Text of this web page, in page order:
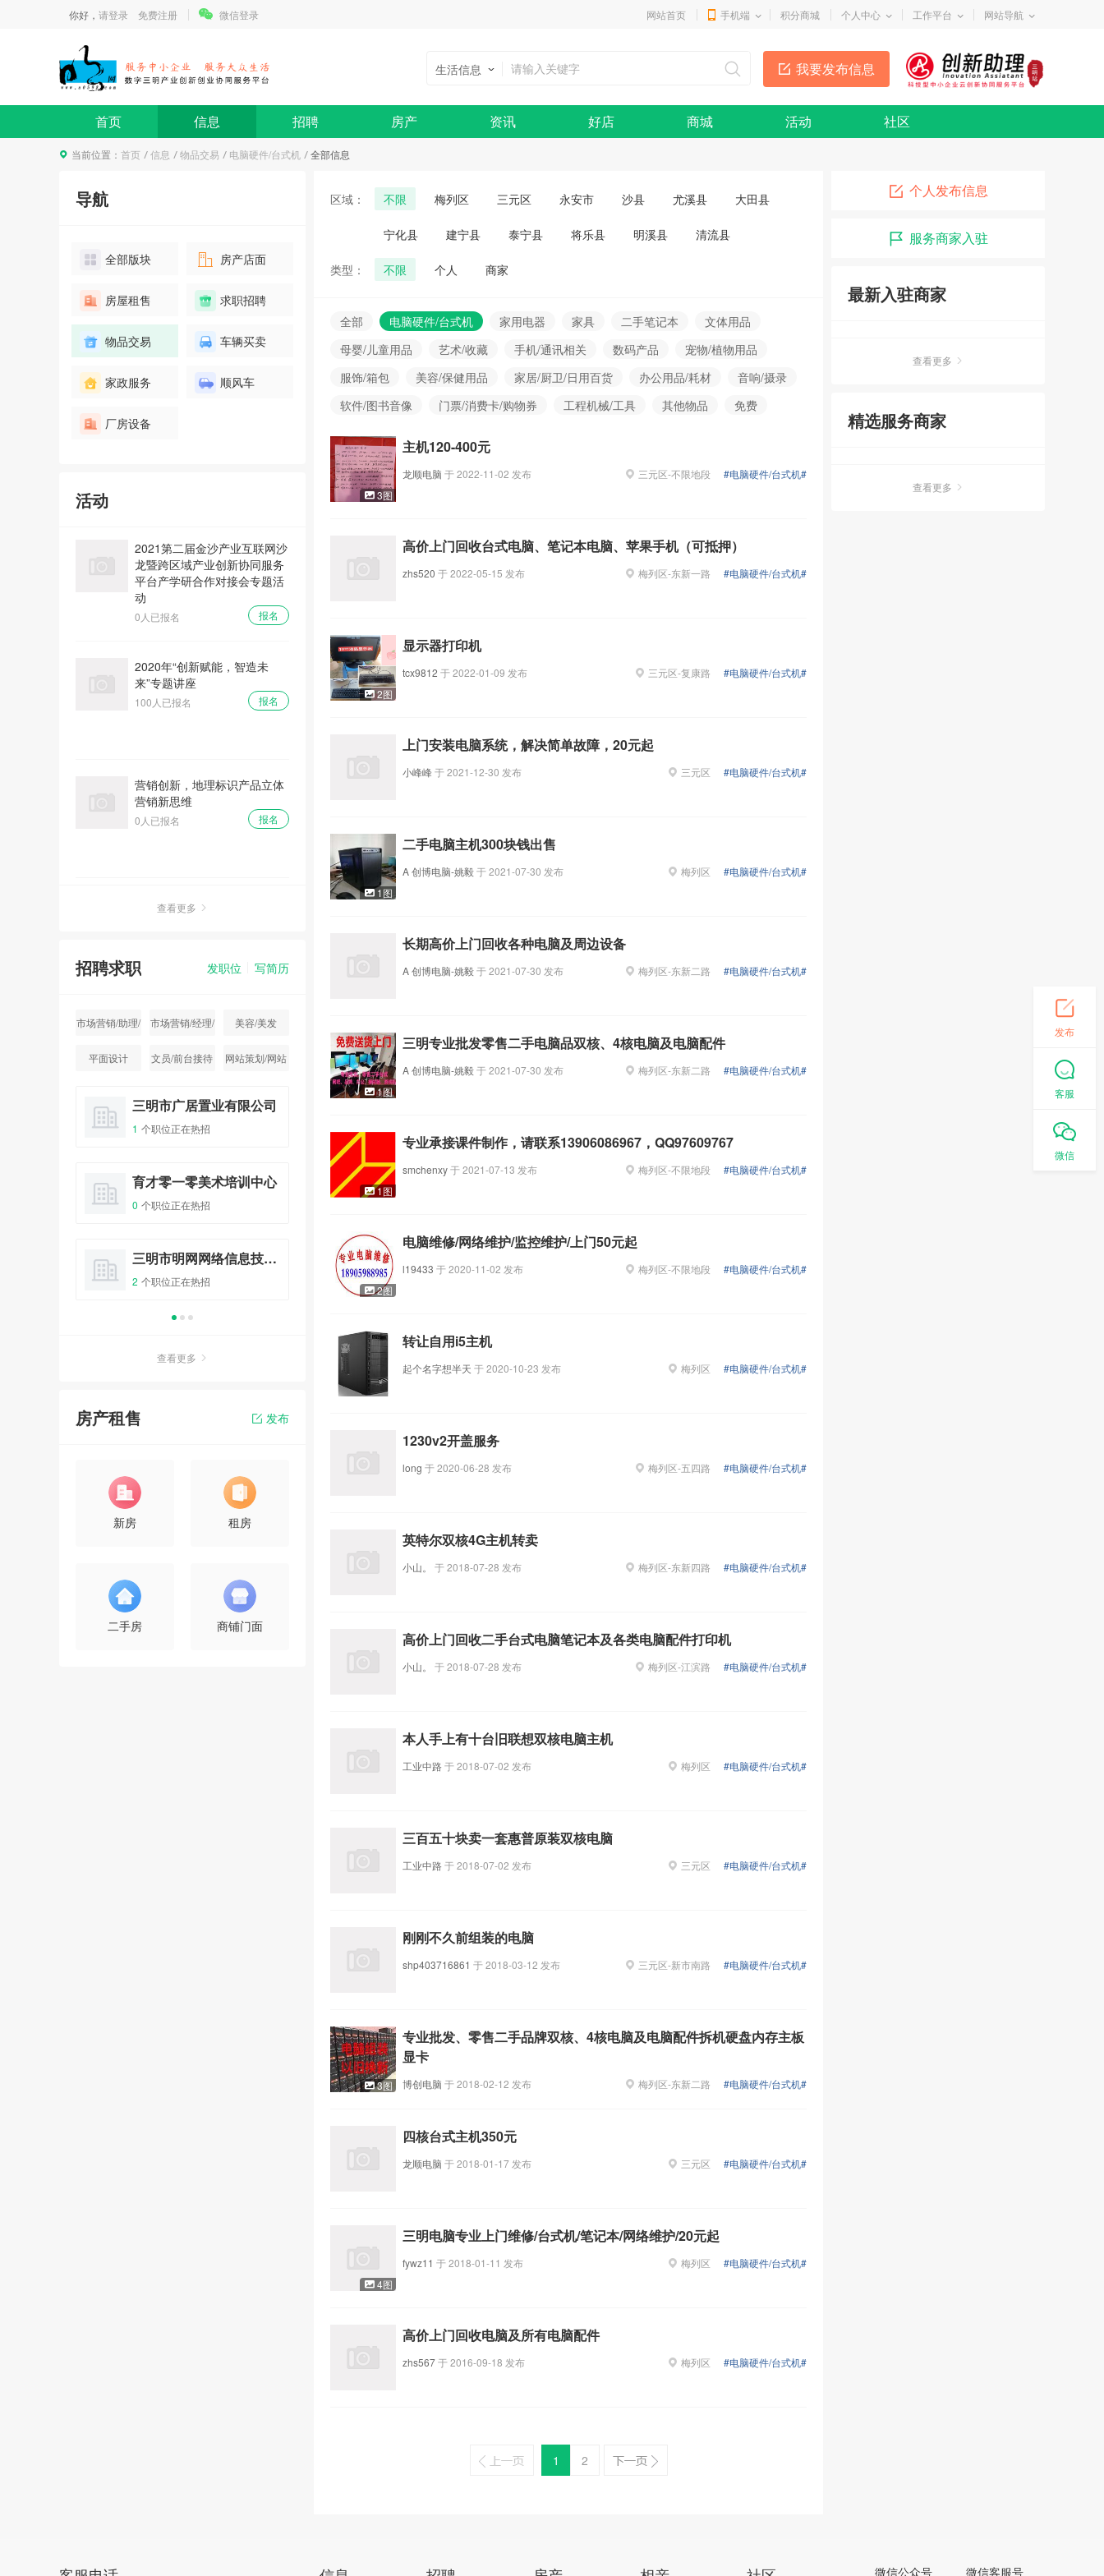
你好， 请登录 免费注册 微信登录 网站首页 手机端 积分商城 个人中心 工作平台 网站导航
我要发布信息
生活信息
首页 信息 招聘 房产 资讯 好店 商城 活动 社区
当前位置： 首页 信息 物品交易 电脑硬件/台式机 全部信息
导航
全部版块 房产店面
房屋租售 求职招聘
物品交易 车辆买卖
家政服务 顺风车
厂房设备
活动
1人已报名
“有明气”伴手礼创意设计大奖
报名
2021注册会计师考情分析和过
关策略
报名
100人已报名
公司治理一课通
2021第二届金沙产业互联网沙
龙暨跨区域产业创新协同服务
平台产学研合作对接会专题活
动
报名
0人已报名
2020年“创新赋能，智造未
来”专题讲座
报名
100人已报名
营销创新，地理标识产品立体
营销新思维
报名
0人已报名
科技咨询师能力提升培训之“科
关于举办智能制造基础及工业
通知
“有明气”伴手礼创意设计大奖
报名
0人已报名
《新收入准则深度解读、案例
分析及税会差异分析》课程分
享
100人已报名
查看更多
发职位 写简历
招聘求职
市场营销/助理/
市场营销/经理/
美容/美发
平面设计 文员/前台接待
网站策划/网站
三明市广居置业有限公司
1 个职位正在热招
育才零一零美术培训中心
0 个职位正在热招
三明市明网网络信息技术有限公司
2 个职位正在热招
公诚管理咨询有限公司
1 个职位正在热招
永安市展兴食品商行 育才零一零美术培训中心
查看更多
房产租售 发布
新房 租房
二手房 商铺门面
区域： 不限 梅列区 三元区 永安市 沙县 尤溪县 大田县
宁化县 建宁县 泰宁县 将乐县 明溪县 清流县
类型： 不限 个人 商家
全部 电脑硬件/台式机 家用电器 家具 二手笔记本
文体用品
母婴/儿童用品
艺术/收藏 手机/通讯相关 数码产品
宠物/植物用品
服饰/箱包
美容/保健用品 家居/厨卫/日用百货 办公用品/耗材
音响/摄录
软件/图书音像
门票/消费卡/购物券 工程机械/工具 其他物品 免费
3图
主机120-400元
龙顺电脑 于2022-11-02 发布 三元区-不限地段 #电脑硬件/台式机#
高价上门回收台式电脑、笔记本电脑、苹果手机（可抵押）
zhs520 于2022-05-15 发布 梅列区-东新一路 #电脑硬件/台式机#
2图
显示器打印机
tcx9812 于2022-01-09 发布 三元区-复康路 #电脑硬件/台式机#
上门安装电脑系统，解决简单故障，20元起
小峰峰于2021-12-30 发布 三元区 #电脑硬件/台式机#
1图
二手电脑主机300块钱出售
A 创博电脑-姚毅于2021-07-30 发布 梅列区 #电脑硬件/台式机#
长期高价上门回收各种电脑及周边设备
A 创博电脑-姚毅于2021-07-30 发布 梅列区-东新二路 #电脑硬件/台式机#
1图
三明专业批发零售二手电脑品双核、4核电脑及电脑配件
A 创博电脑-姚毅于2021-07-30 发布 梅列区-东新二路 #电脑硬件/台式机#
1图
专业承接课件制作，请联系13906086967，QQ97609767
smchenxy于2021-07-13 发布 梅列区-不限地段 #电脑硬件/台式机#
2图
电脑维修/网络维护/监控维护/上门50元起
l19433 于2020-11-02 发布 梅列区-不限地段 #电脑硬件/台式机#
转让自用i5主机
起个名字想半天 于2020-10-23 发布 梅列区 #电脑硬件/台式机#
1230v2开盖服务
long 于2020-06-28 发布 梅列区-五四路 #电脑硬件/台式机#
英特尔双核4G主机转卖
小山。 于2018-07-28 发布 梅列区-东新四路 #电脑硬件/台式机#
高价上门回收二手台式电脑笔记本及各类电脑配件打印机
小山。 于2018-07-28 发布 梅列区-江滨路 #电脑硬件/台式机#
本人手上有十台旧联想双核电脑主机
工业中路于2018-07-02 发布 梅列区 #电脑硬件/台式机#
三百五十块卖一套惠普原装双核电脑
工业中路于2018-07-02 发布 三元区 #电脑硬件/台式机#
刚刚不久前组装的电脑
shp403716861 于2018-03-12 发布 三元区-新市南路 #电脑硬件/台式机#
3图
专业批发、零售二手品牌双核、4核电脑及电脑配件拆机硬盘内存主板
显卡
博创电脑 于2018-02-12 发布 梅列区-东新二路 #电脑硬件/台式机#
四核台式主机350元
龙顺电脑 于2018-01-17 发布 三元区 #电脑硬件/台式机#
4图
三明电脑专业上门维修/台式机/笔记本/网络维护/20元起
fywz11 于2018-01-11 发布 梅列区 #电脑硬件/台式机#
高价上门回收电脑及所有电脑配件
zhs567于2016-09-18 发布 梅列区 #电脑硬件/台式机#
1 2
个人发布信息
服务商家入驻
最新入驻商家
查看更多
精选服务商家
查看更多
微信公众号 微信客服号
发布
客服
微信